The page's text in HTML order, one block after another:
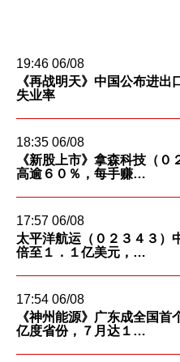
财富管理
B股
海外股票
人寿保险及投资相连寿险计划
强积金
互惠基金
光证财富高
流动交易 (eMO!)
报价服务
帐户
技术支援
下载
光证财富高
19:46 06/08
《再战明天》中国公布进出
失业率
18:35 06/08
《新股上市》拿森科技（０
高逾６０％，每手赚…
17:57 06/08
太平洋航运（０２３４３）
倍至１．１亿美元，…
17:54 06/08
《神州能源》广东成全国首
亿度省份，７月达１…